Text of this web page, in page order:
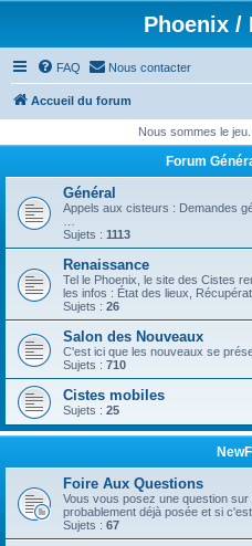
Phoenix /
FAQ Nous contacter
Accueil du forum
Nous sommes le
Forum
Général
Appels aux cisteurs : Demandes
Sujets : 1113
Renaissance
Tel le Phoenix, le site des Cistes
les infos : État des lieux,
Sujets : 26
Salon des Nouveaux
C'est ici que les nouveaux se
Sujets : 710
Cistes mobiles
Sujets : 25
Foire Aux Questions
Vous vous posez une question
probablement déjà posée et si
Sujets : 67